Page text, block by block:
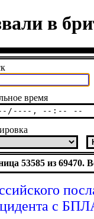
в
время
53585 из 69470.
с